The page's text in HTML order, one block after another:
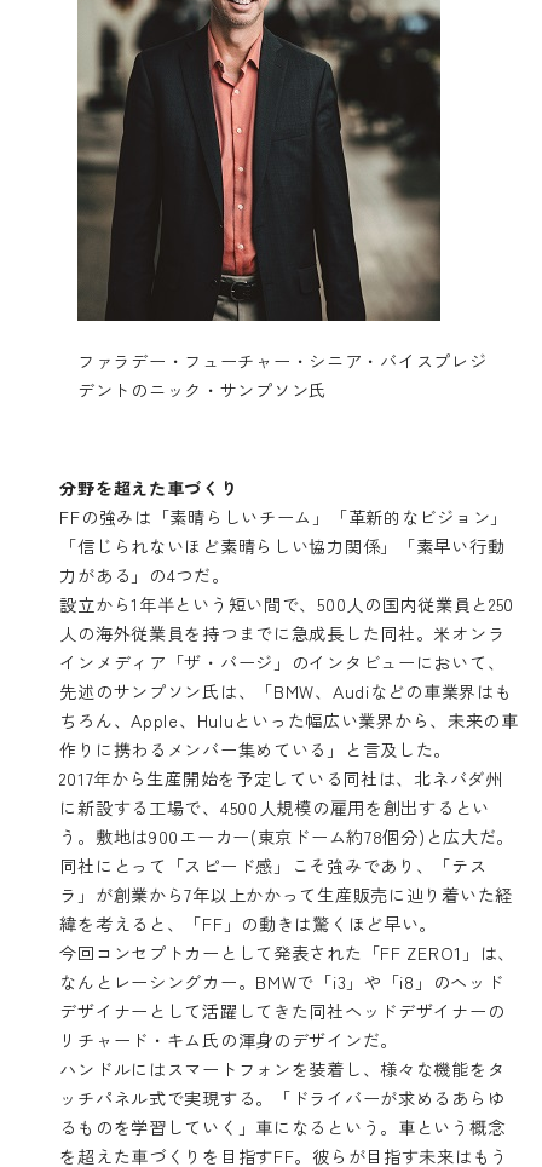
ファラデー・フューチャー・シニア・バイスプレジ
デントのニック・サンプソン氏
分野を超えた車づくり
FFの強みは「素晴らしいチーム」「革新的なビジョン」
「信じられないほど素晴らしい協力関係」「素早い行動
力がある」の4つだ。
設立から1年半という短い間で、500人の国内従業員と250
人の海外従業員を持つまでに急成長した同社。米オンラ
インメディア「ザ・バージ」のインタビューにおいて、
先述のサンプソン氏は、「BMW、Audiなどの車業界はも
ちろん、Apple、Huluといった幅広い業界から、未来の車
作りに携わるメンバー集めている」と言及した。
2017年から生産開始を予定している同社は、北ネバダ州
に新設する工場で、4500人規模の雇用を創出するとい
う。敷地は900エーカー(東京ドーム約78個分)と広大だ。
同社にとって「スピード感」こそ強みであり、「テス
ラ」が創業から7年以上かかって生産販売に辿り着いた経
緯を考えると、「FF」の動きは驚くほど早い。
今回コンセプトカーとして発表された「FF ZERO1」は、
なんとレーシングカー。BMWで「i3」や「i8」のヘッド
デザイナーとして活躍してきた同社ヘッドデザイナーの
リチャード・キム氏の渾身のデザインだ。
ハンドルにはスマートフォンを装着し、様々な機能をタ
ッチパネル式で実現する。「ドライバーが求めるあらゆ
るものを学習していく」車になるという。車という概念
を超えた車づくりを目指すFF。彼らが目指す未来はもう